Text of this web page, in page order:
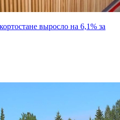
выросло на 6,1% за